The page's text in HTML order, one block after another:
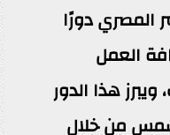
المصري دورًا
العمل
هذا الدور
من خلال